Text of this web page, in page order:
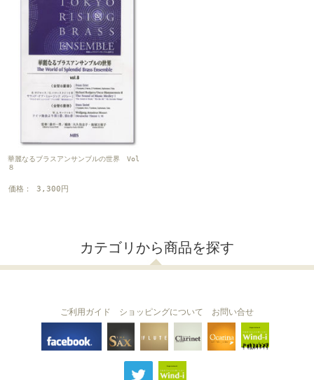
華麗なるブラスアンサンブルの世界 Vol
８
価格： 3,300円
カテゴリから商品を探す
THE SAX The Clarinet
ご利用ガイド ショッピングについて お問い合せ